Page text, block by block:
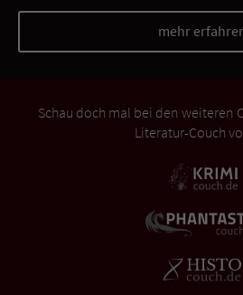
mehr
Schau doch mal bei den weiteren
Literatur-Couch